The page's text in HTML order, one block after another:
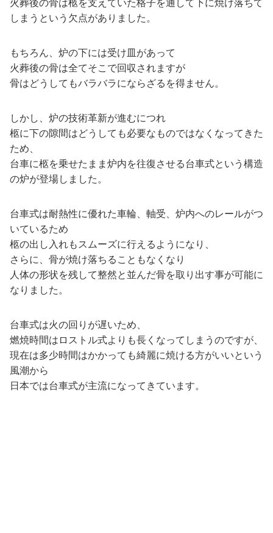
しまうという欠点がありました。
もちろん、炉の下には受け皿があって
火葬後の骨は全てそこで回収されますが
骨はどうしてもバラバラにならざるを得ません。
しかし、炉の技術革新が進むにつれ
柩に下の隙間はどうしても必要なものではなくなってきた
ため、
台車に柩を乗せたまま炉内を往復させる台車式という構造
の炉が登場しました。
台車式は耐熱性に優れた車輪、軸受、炉内へのレールがつ
いているため
柩の出し入れもスムーズに行えるようになり、
さらに、骨が焼け落ちることもなくなり
人体の形状を残して整然と並んだ骨を取り出す事が可能に
なりました。
台車式は火の回りが遅いため、
燃焼時間はロストル式よりも長くなってしまうのですが、
現在は多少時間はかかっても綺麗に焼ける方がいいという
風潮から
日本では台車式が主流になってきています。